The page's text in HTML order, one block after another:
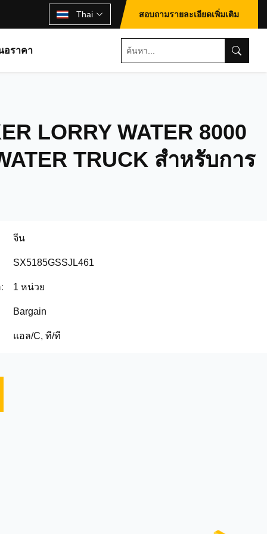
Thai สอบถามรายละเอียดเพิ่มเติม
อราคา
LORRY WATER 8000
TRUCK สำหรับการ
จีน
SX5185GSSJL461
1 หน่วย
Bargain
แอล/C, ที/ที